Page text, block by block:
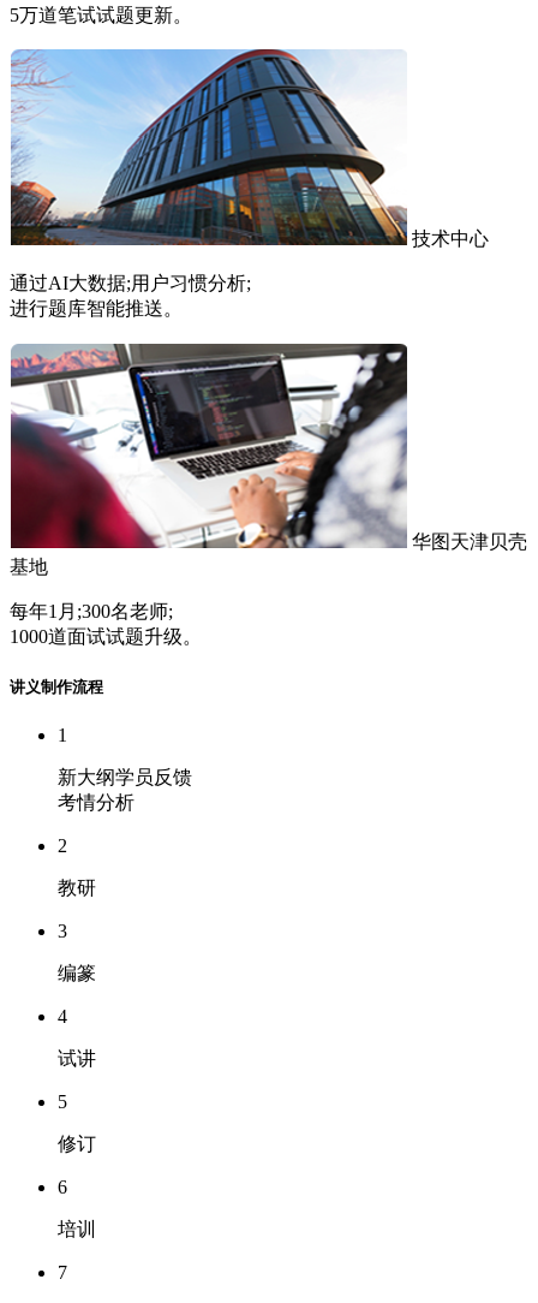
5万道笔试试题更新。
技术中心
通过AI大数据;用户习惯分析;
进行题库智能推送。
华图天津贝壳
基地
每年1月;300名老师;
1000道面试试题升级。
讲义制作流程
1
新大纲学员反馈
考情分析
2
教研
3
编篆
4
试讲
5
修订
6
培训
7